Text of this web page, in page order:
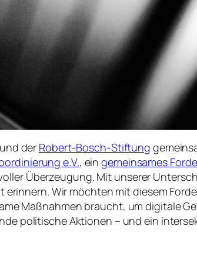
und der Robert-Bosch-Stiftung
e.V., eingemeinsames
Überzeugung. Mit unserer
Wir möchten mit diesem
Maßnahmen braucht, um digitale
politische Aktionen – und ein